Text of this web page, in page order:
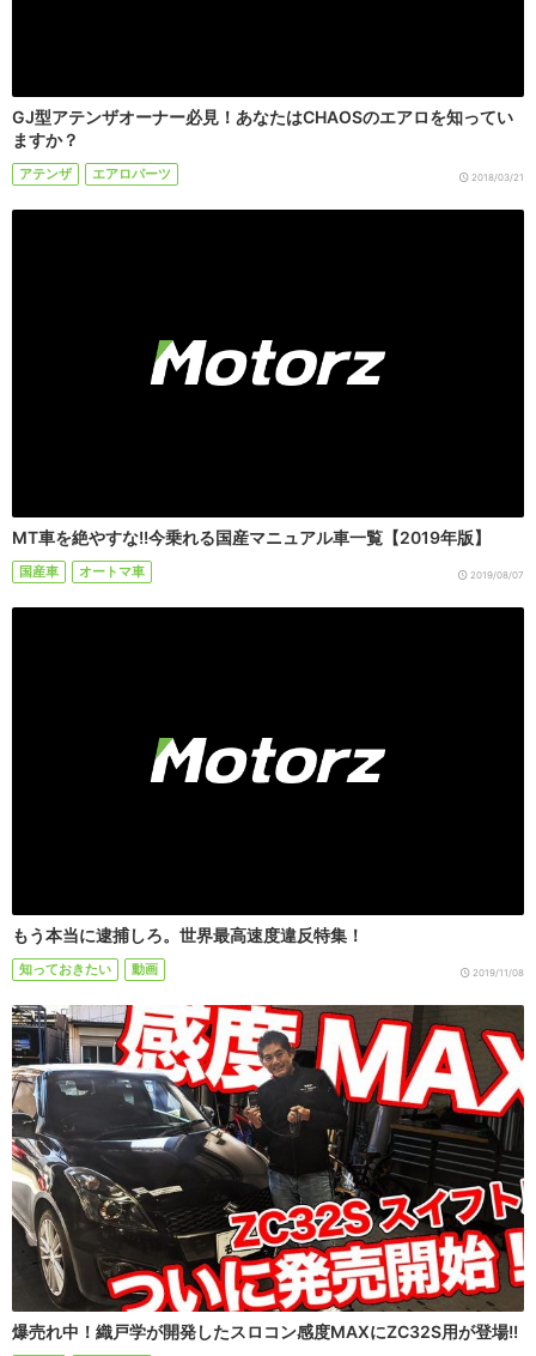
GJ型アテンザオーナー必見！あなたはCHAOSのエアロを知ってい
ますか？
アテンザ エアロパーツ 2018/03/21
MT車を絶やすな!!今乗れる国産マニュアル車一覧【2019年版】
国産車 オートマ車 2019/08/07
もう本当に逮捕しろ。世界最高速度違反特集！
知っておきたい 動画 2019/11/08
爆売れ中！織戸学が開発したスロコン感度MAXにZC32S用が登場!!